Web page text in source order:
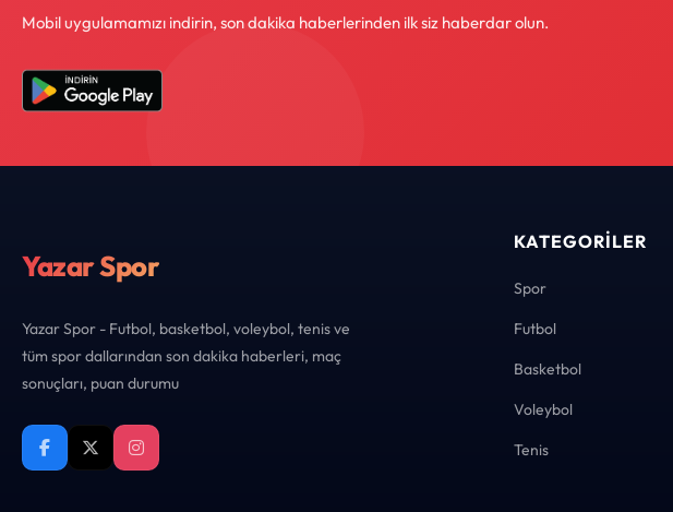
Mobil uygulamamızı indirin, son dakika haberlerinden ilk siz haberdar olun.
Yazar Spor
Yazar Spor - Futbol, basketbol, voleybol, tenis ve
tüm spor dallarından son dakika haberleri, maç
sonuçları, puan durumu
KATEGORILER
Spor
Futbol
Basketbol
Voleybol
Tenis